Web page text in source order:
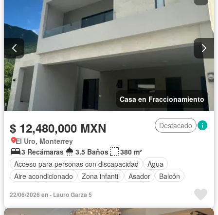
Televisión por cable
Terraza
Zonas verdes
Parcialmente amueblado
Casa en Fraccionamiento
$ 12,480,000 MXN
Destacado
El Uro, Monterrey
3 Recámaras
3.5 Baños
380 m²
Acceso para personas con discapacidad
Agua
Aire acondicionado
Zona infantil Asador
Balcón
Cuarto de servicio
Electricidad
Gas natural
Internet Jardín Seguridad
Wifi
22/06/2026 en - Lauro Garza 5